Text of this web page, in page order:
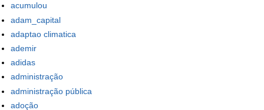
acumulou
adam_capital
adaptao climatica
ademir
adidas
administração
administração pública
adoção